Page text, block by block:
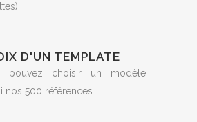
D'UN TEMPLATE
pouvez choisir un modèle
nos 500 références.